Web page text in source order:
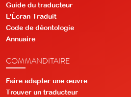
Guide du traducteur
L'Écran Traduit
Code de déontologie
Annuaire
COMMANDITAIRE
Faire adapter une œuvre
Trouver un traducteur